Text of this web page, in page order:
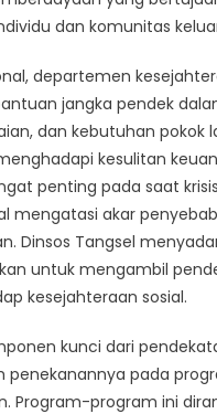
dan komunitas
departemen
jangka pendek
dan kebutuhan pokok
kesulitan
penting pada saat
mengatasi akar
Dinsos Tangsel
untuk mengambil
kesejahteraan sosial.
kunci dari
penekanannya pada
Program-program ini